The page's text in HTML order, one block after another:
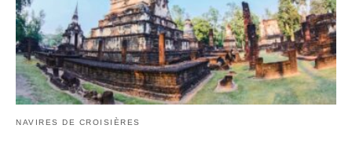
NAVIRES DE CROISIÈRES